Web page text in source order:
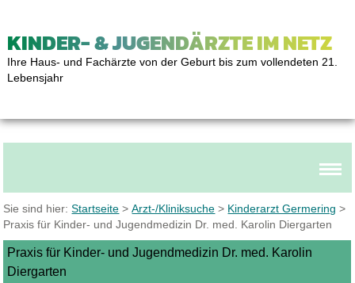
KINDER- & JUGENDÄRZTE IM NETZ
Ihre Haus- und Fachärzte von der Geburt bis zum vollendeten 21.
Lebensjahr
Sie sind hier:Startseite >Arzt-/Kliniksuche > Kinderarzt Germering >
Praxis für Kinder- und Jugendmedizin Dr. med. Karolin Diergarten
Praxis für Kinder- und Jugendmedizin Dr. med. Karolin
Diergarten